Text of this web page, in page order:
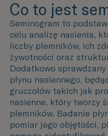
Co to jest
Seminogram to
celu analizę nasienia,
liczby plemników, ich
żywotności oraz
Dodatkowo sprawdzany
płynu nasiennego,
gruczołów takich jak
nasienne, który tworzy
plemników. Badanie
pomiar jego objętości,